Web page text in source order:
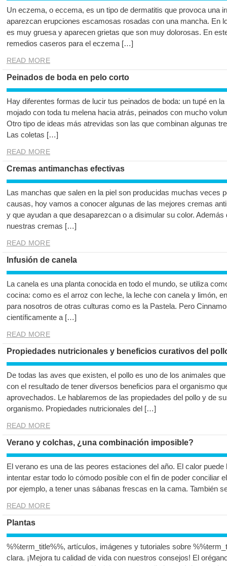
Un eczema, o eccema, es un tipo de dermatitis que provoca una
aparezcan erupciones escamosas rosadas con una mancha. En
es muy gruesa y aparecen grietas que son muy dolorosas. En
remedios caseros para el eczema […]
READ MORE
Peinados de boda en pelo corto
Hay diferentes formas de lucir tus peinados de boda: un tupé en
mojado con toda tu melena hacia atrás, peinados con mucho
Otro tipo de ideas más atrevidas son las que combinan algunas
Las coletas […]
READ MORE
Cremas antimanchas efectivas
Las manchas que salen en la piel son producidas muchas veces
causas, hoy vamos a conocer algunas de las mejores cremas
y que ayudan a que desaparezcan o a disimular su color.
nuestras cremas […]
READ MORE
Infusión de canela
La canela es una planta conocida en todo el mundo, se utiliza
cocina: como es el arroz con leche, la leche con canela y limón,
para nosotros de otras culturas como es la Pastela. Pero
científicamente a […]
READ MORE
Propiedades nutricionales y beneficios curativos del
De todas las aves que existen, el pollo es uno de los animales
con el resultado de tener diversos beneficios para el organismo
aprovechados. Le hablaremos de las propiedades del pollo y de
organismo. Propiedades nutricionales del […]
READ MORE
Verano y colchas, ¿una combinación imposible?
El verano es una de las peores estaciones del año. El calor
intentar estar todo lo cómodo posible con el fin de poder conciliar
por ejemplo, a tener unas sábanas frescas en la cama. También
READ MORE
Plantas
%%term_title%%, artículos, imágenes y tutoriales sobre
clara. ¡Mejora tu calidad de vida con nuestros consejos! El